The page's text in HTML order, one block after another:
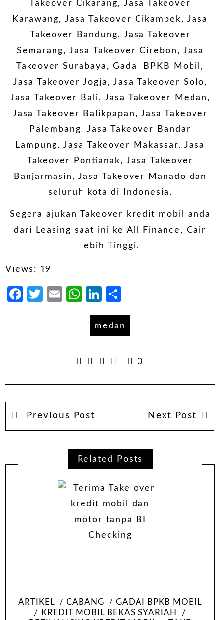
Takeover Cikarang, Jasa Takeover
Karawang, Jasa Takeover Cikampek, Jasa
Takeover Bandung, Jasa Takeover
Semarang, Jasa Takeover Cirebon, Jasa
Takeover Surabaya, Gadai BPKB Mobil ,
Jasa Takeover Jogja, Jasa Takeover Solo,
Jasa Takeover Bali, Jasa Takeover Medan,
Jasa Takeover Balikpapan, Jasa Takeover
Palembang, Jasa Takeover Bandar
Lampung, Jasa Takeover Makassar, Jasa
Takeover Pontianak, Jasa Takeover
Banjarmasin, Jasa Takeover Manado dan
seluruh kota di Indonesia.
Segera ajukan Takeover kredit mobil anda
dari Leasing saat ini ke All Finance, Cair
lebih Tinggi.
Views: 19
Facebook
Twitter
EmailWhatsApp
LinkedIn
medan
0
Previous Post Next Post
Related Posts
ARTIKEL CABANG
GADAI BPKB MOBIL
KREDIT MOBIL BEKAS SYARIAH